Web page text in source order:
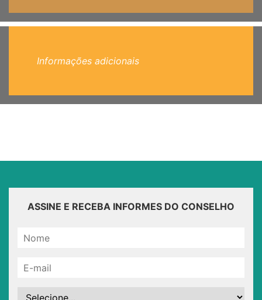
Informações adicionais
ASSINE E RECEBA INFORMES DO CONSELHO